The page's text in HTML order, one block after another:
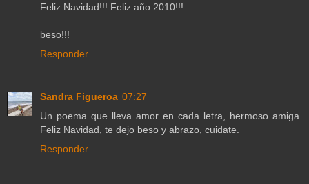
Feliz Navidad!!! Feliz año 2010!!!
beso!!!
Responder
Sandra Figueroa 07:27
Un poema que lleva amor en cada letra, hermoso amiga.
Feliz Navidad, te dejo beso y abrazo, cuidate.
Responder